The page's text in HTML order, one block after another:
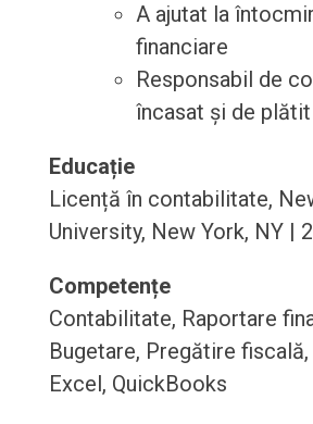
A ajutat la
financiare
Responsabil de
încasat și de plătit
Educație
Licență în contabilitate,
University, New York, NY |
Competențe
Contabilitate, Raportare
Bugetare, Pregătire
Excel, QuickBooks